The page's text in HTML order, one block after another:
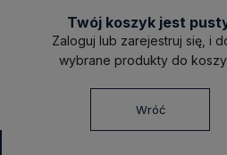
Twój koszyk jest
Zaloguj lub zarejestruj się, i
wybrane produkty do
Wróć
Ten produkt jest